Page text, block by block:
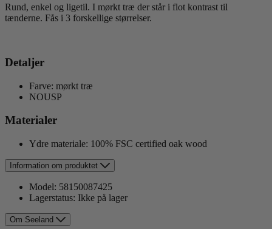
Rund, enkel og ligetil. I mørkt træ der står i flot kontrast til
tænderne. Fås i 3 forskellige størrelser.
Detaljer
Farve: mørkt træ
NOUSP
Materialer
Ydre materiale: 100% FSC certified oak wood
Information om produktet
Model: 58150087425
Lagerstatus: Ikke på lager
Om Seeland